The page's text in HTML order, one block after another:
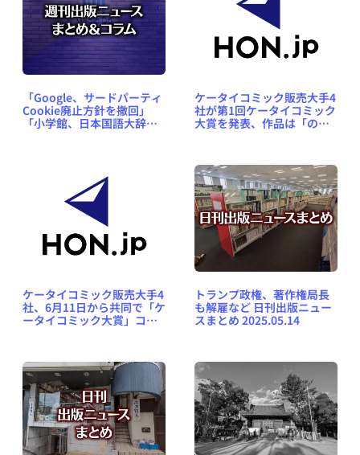
「Google、サードパーティ
Cookie廃止方針を撤回」
「小学館、日本国語大辞典
ケータイコミック販売大手4
社が第1回ケータイコミック
大賞を発表、作品は「のだ
ケータイコミック販売大手4
社、6月11日から共同で「ケ
ータイコミック大賞」コン
トランプ政権、著作権局長
も解雇など 日刊出版ニュー
スまとめ 2025.05.14